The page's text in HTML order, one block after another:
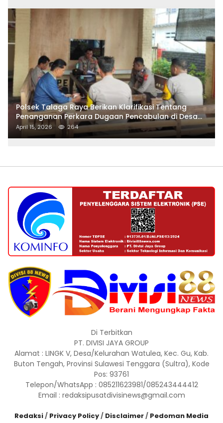
Polsek Talaga Raya Berikan Klarifikasi Tentang
Penanganan Perkara Dugaan Pencabulan di Desa
Talaga Besar
April 15, 2026 264
Di Terbitkan
PT. DIVISI JAYA GROUP
Alamat : LINGK V, Desa/Kelurahan Watulea, Kec. Gu, Kab.
Buton Tengah, Provinsi Sulawesi Tenggara (Sultra), Kode
Pos: 93761
Telepon/WhatsApp : 085211623981/085243444412
Email : redaksipusatdivisinews@gmail.com
Redaksi/ Privacy Policy/ Disclaimer/ Pedoman Media